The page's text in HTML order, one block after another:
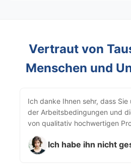
Vertraut von
Menschen und
Ich danke Ihnen sehr, dass Sie
der Arbeitsbedingungen und
von qualitativ hochwertigen
Ich habe ihn nicht